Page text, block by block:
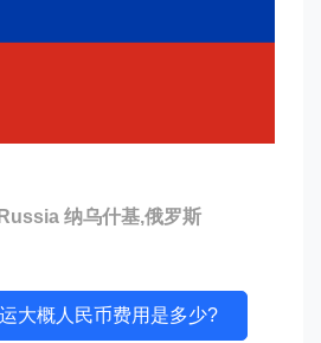
纳乌什基,俄罗斯
大概人民币费用是多少?